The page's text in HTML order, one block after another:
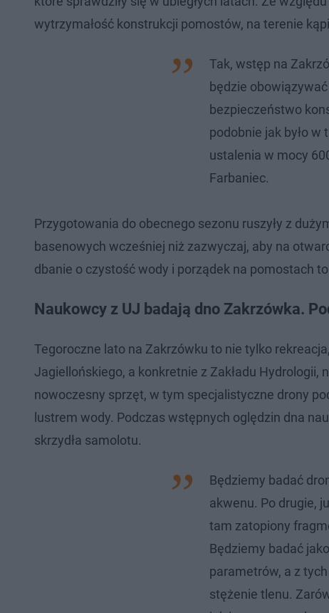
wytrzymałość konstrukcji pomostów, na terenie
Tak, wstęp na
będzie
bezpieczeństwo
podobnie jak było
ustalenia w mocy
Farbaniec.
Przygotowania do obecnego sezonu ruszyły z
basenowych wcześniej niż zazwyczaj, aby na
dbanie o czystość wody i porządek na pomostach
Naukowcy z UJ badają dno Zakrzówka.
Tegoroczne lato na Zakrzówku to nie tylko
Jagiellońskiego, a konkretnie z Zakładu Hydrologii,
nowoczesny sprzęt, w tym specjalistyczne drony
lustrem wody. Podczas wstępnych oględzin dna
skrzydła samolotu.
Będziemy badać
akwenu. Po drugie,
tam zatopiony
Będziemy badać
parametrów, a z
stężenie tlenu.